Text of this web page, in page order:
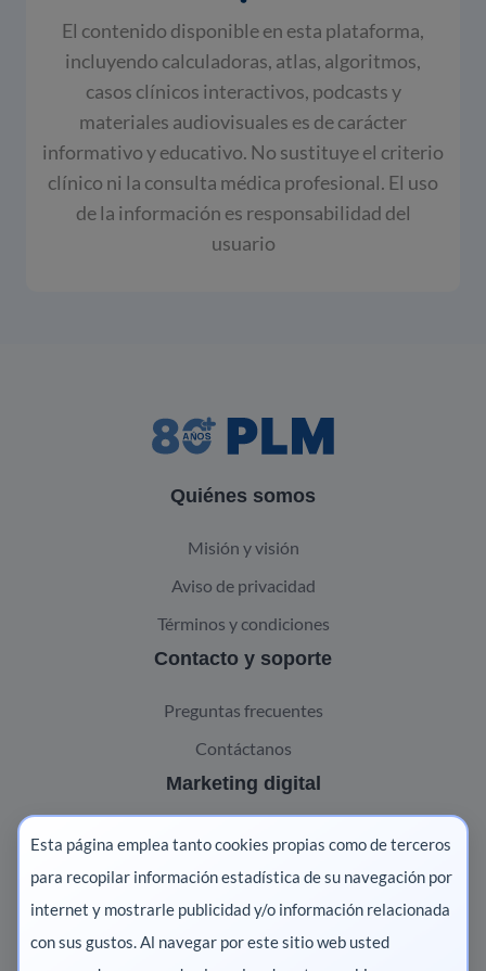
El contenido disponible en esta plataforma,
incluyendo calculadoras, atlas, algoritmos,
casos clínicos interactivos, podcasts y
materiales audiovisuales es de carácter
informativo y educativo. No sustituye el criterio
clínico ni la consulta médica profesional. El uso
de la información es responsabilidad del
usuario
Quiénes somos
Misión y visión
Aviso de privacidad
Términos y condiciones
Contacto y soporte
Preguntas frecuentes
Contáctanos
Marketing digital
Pharma
Salud animal
Salud vegetal
Esta página emplea tanto cookies propias como de terceros
para recopilar información estadística de su navegación por
internet y mostrarle publicidad y/o información relacionada
con sus gustos. Al navegar por este sitio web usted